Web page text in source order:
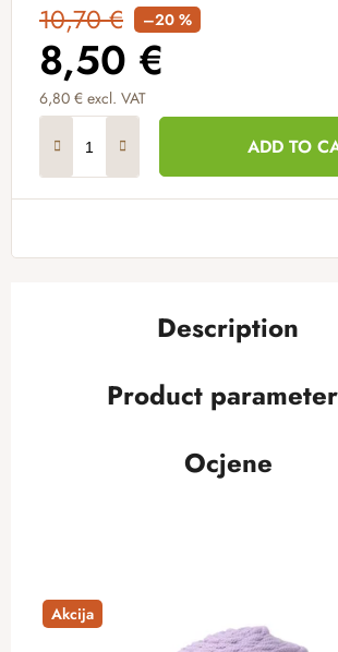
10,70 € –20 %
8,50 €
6,80 € excl. VAT
ADD TO
Description
Product
Ocjene
Akcija